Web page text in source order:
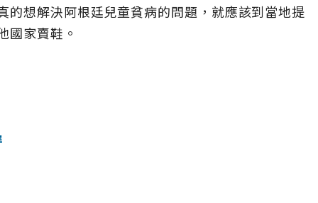
的想解決阿根廷兒童貧病的問題，就應該到當地提
國家賣鞋。